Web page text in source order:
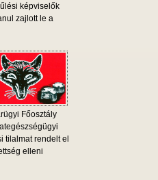
képviselők
zajlott le a
Főosztály
tilalmat rendelt el
elleni